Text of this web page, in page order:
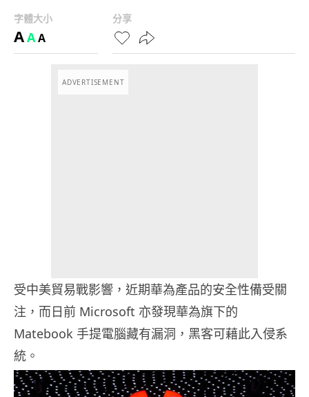
字體大小
AAA
分享
ADVERTISEMENT
受中美貿易戰影響，近期華為產品的安全性備受關
注，而日前 Microsoft 亦發現華為旗下的
Matebook 手提電腦藏有漏洞，黑客可藉此入侵系
統。